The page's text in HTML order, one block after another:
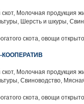
Молочная продукция
Шерсть и шкуры,
скота, овощи
Молочная продукция
Свиноводство,
скота, овощи